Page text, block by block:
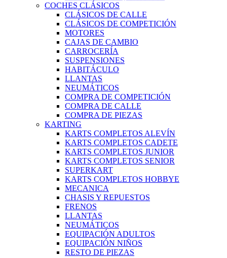
COCHES CLÁSICOS
CLÁSICOS DE CALLE
CLÁSICOS DE COMPETICIÓN
MOTORES
CAJAS DE CAMBIO
CARROCERÍA
SUSPENSIONES
HABITÁCULO
LLANTAS
NEUMÁTICOS
COMPRA DE COMPETICIÓN
COMPRA DE CALLE
COMPRA DE PIEZAS
KARTING
KARTS COMPLETOS ALEVÍN
KARTS COMPLETOS CADETE
KARTS COMPLETOS JUNIOR
KARTS COMPLETOS SENIOR
SUPERKART
KARTS COMPLETOS HOBBYE
MECANICA
CHASIS Y REPUESTOS
FRENOS
LLANTAS
NEUMÁTICOS
EQUIPACIÓN ADULTOS
EQUIPACIÓN NIÑOS
RESTO DE PIEZAS